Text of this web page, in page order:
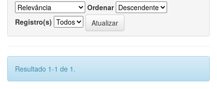
Ordenar
Registro(s)
Resultado 1-1 de 1.